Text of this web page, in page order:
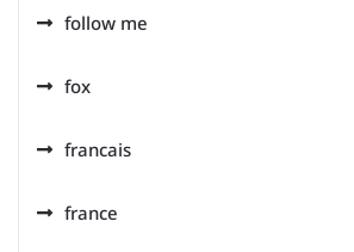
follow me
fox
francais
france